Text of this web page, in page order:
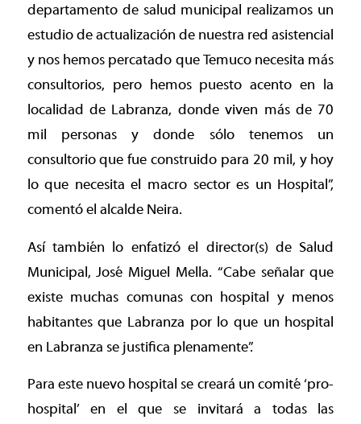
departamento de salud municipal realizamos un
estudio de actualización de nuestra red asistencial
y nos hemos percatado que Temuco necesita más
consultorios, pero hemos puesto acento en la
localidad de Labranza, donde viven más de 70
mil personas y donde sólo tenemos un
consultorio que fue construido para 20 mil, y hoy
lo que necesita el macro sector es un Hospital”,
comentó el alcalde Neira.
Así también lo enfatizó el director(s) de Salud
Municipal, José Miguel Mella. “Cabe señalar que
existe muchas comunas con hospital y menos
habitantes que Labranza por lo que un hospital
en Labranza se justifica plenamente”.
Para este nuevo hospital se creará un comité ‘pro-
hospital’ en el que se invitará a todas las